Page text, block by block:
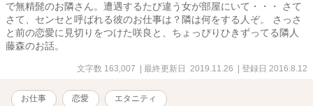
で無精髭のお隣さん。遭遇するたび違う女が部屋にいて・・・ さて
さて、センセと呼ばれる彼のお仕事は？隣は何をする人ぞ。 さっさ
と前の恋愛に見切りをつけた咲良と、ちょっぴりひきずってる隣人
藤森のお話。
文字数 163,007 | 最終更新日 2019.11.26 | 登録日 2016.8.12
お仕事 恋愛 エタニティ